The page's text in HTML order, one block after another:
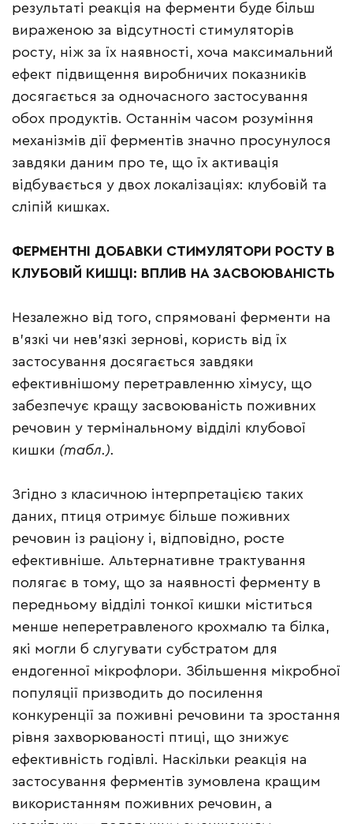
результаті реакція на ферменти буде більш
вираженою за відсутності стимуляторів
росту, ніж за їх наявності, хоча максимальний
ефект підвищення виробничих показників
досягається за одночасного застосування
обох продуктів. Останнім часом розуміння
механізмів дії ферментів значно просунулося
завдяки даним про те, що їх активація
відбувається у двох локалізаціях: клубовій та
сліпій кишках.
ФЕРМЕНТНІ ДОБАВКИ СТИМУЛЯТОРИ РОСТУ В
КЛУБОВІЙ КИШЦІ: ВПЛИВ НА ЗАСВОЮВАНІСТЬ
Незалежно від того, спрямовані ферменти на
в’язкі чи нев’язкі зернові, користь від їх
застосування досягається завдяки
ефективнішому перетравленню хімусу, що
забезпечує кращу засвоюваність поживних
речовин у термінальному відділі клубової
кишки (табл.).
Згідно з класичною інтерпретацією таких
даних, птиця отримує більше поживних
речовин із раціону і, відповідно, росте
ефективніше. Альтернативне трактування
полягає в тому, що за наявності ферменту в
передньому відділі тонкої кишки міститься
менше неперетравленого крохмалю та білка,
які могли б слугувати субстратом для
ендогенної мікрофлори. Збільшення мікробної
популяції призводить до посилення
конкуренції за поживні речовини та зростання
рівня захворюваності птиці, що знижує
ефективність годівлі. Наскільки реакція на
застосування ферментів зумовлена кращим
використанням поживних речовин, а